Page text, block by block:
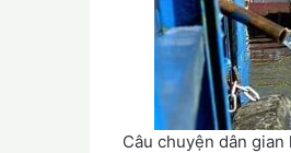
Câu chuyện dân